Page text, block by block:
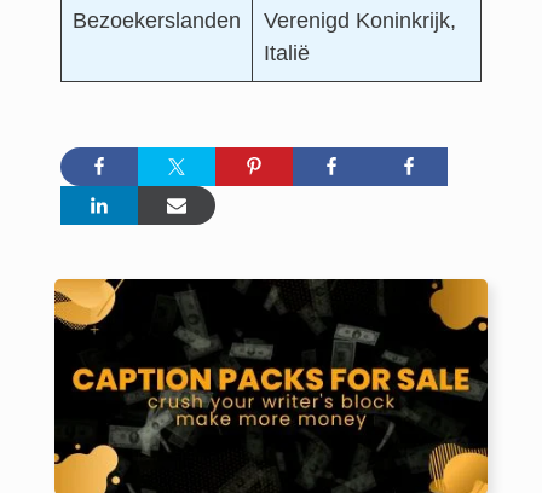
Bezoekerslanden
Verenigd Koninkrijk,
Italië